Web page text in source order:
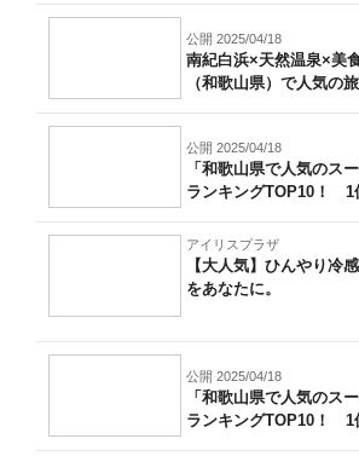
公開 2025/04/18
南紀白浜×天然温泉×美
（和歌山県）で人気の
公開 2025/04/18
「和歌山県で人気のス
ランキングTOP10！ 1
アイリスプラザ
【大人気】ひんやり冷
をあなたに。
公開 2025/04/18
「和歌山県で人気のス
ランキングTOP10！ 1